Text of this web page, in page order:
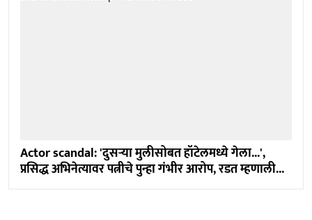
Actor scandal: 'दुसऱ्या मुलीसोबत हॉटेलमध्ये गेला...',
प्रसिद्ध अभिनेत्यावर पत्नीचे पुन्हा गंभीर आरोप, रडत म्हणाली...